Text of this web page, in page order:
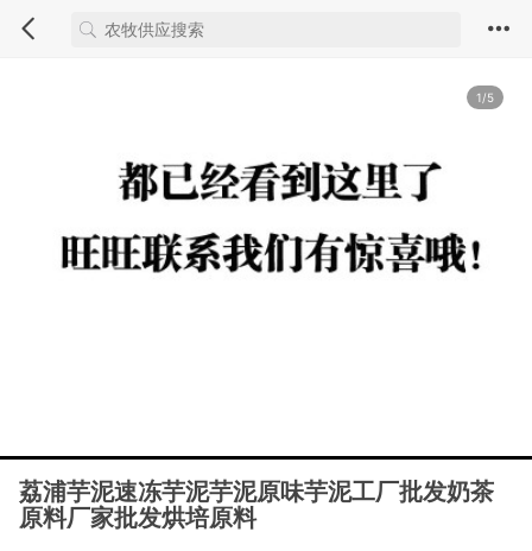
1/5
荔浦芋泥速冻芋泥芋泥原味芋泥工厂批发奶茶
原料厂家批发烘培原料